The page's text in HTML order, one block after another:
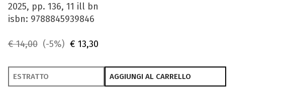
2025, pp. 136, 11 ill bn
isbn: 9788845939846
€ 14,00 (-5%) € 13,30
ESTRATTO AGGIUNGI AL CARRELLO